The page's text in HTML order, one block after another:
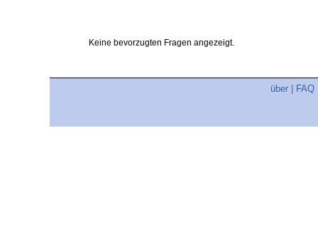
Keine bevorzugten Fragen angezeigt.
über FAQ